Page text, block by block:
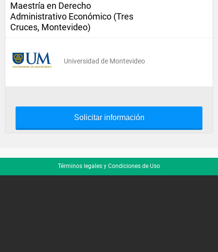
Maestría en Derecho
Administrativo Económico (Tres
Cruces, Montevideo)
Universidad de Montevideo
Solicitar información
Términos legales y Condiciones de Uso